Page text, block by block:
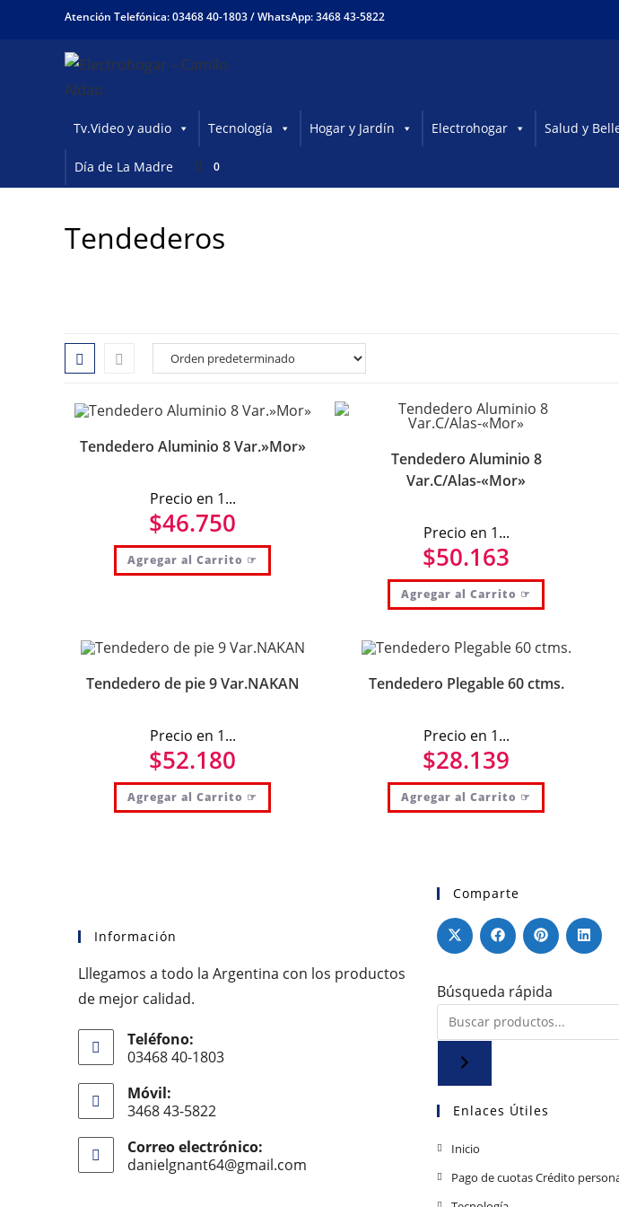
Atención Telefónica: 03468 40-1803 /WhatsApp: 3468 43-5822
Tv.Video y audio Tecnología Hogar y Jardín Electrohogar Salud y
Día de La Madre 0
Tendederos
Tendedero Aluminio 8 Var.»Mor»
Precio en 1...
$46.750
Agregar al Carrito ☞
Tendedero Aluminio 8
Var.C/Alas-«Mor»
Precio en 1...
$50.163
Agregar al Carrito ☞
Tendedero de pie 9 Var.NAKAN
Precio en 1...
$52.180
Agregar al Carrito ☞
Tendedero Plegable 60 ctms.
Precio en 1...
$28.139
Agregar al Carrito ☞
Información
Lllegamos a todo la Argentina con los productos
de mejor calidad.
Teléfono:
03468 40-1803
Móvil:
3468 43-5822
Correo electrónico:
danielgnant64@gmail.com
Comparte
Búsqueda rápida
Enlaces Útiles
InicioSe
Pago de cuotas Crédito
Se